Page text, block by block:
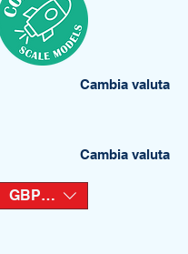
Cambia valuta
Cambia valuta
GBP (£)